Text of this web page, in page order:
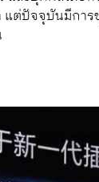
แต่ปัจจุบันมีก